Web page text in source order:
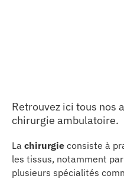
articles
Retrouvez ici tous nos
chirurgie ambulatoire.
La chirurgie consiste à
les tissus, notamment
plusieurs spécialités